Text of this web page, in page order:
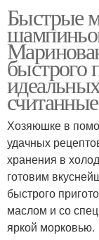
Быстрые
быстрого
Хозяюшке в
удачных
хранения в
готовим
быстрого
маслом и со
яркой морковью.